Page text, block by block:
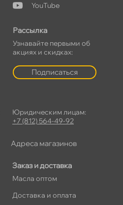
Заказ и доставка
Масла оптом
Доставка и оплата
YouTube
Рассылка
Узнавайте первыми о
акциях и скидках:
Подписаться
Юридическим лицам:
+7 (812) 564-49-92
Адреса магазино